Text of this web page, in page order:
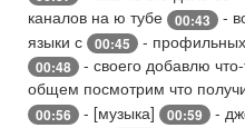
каналов на ю тубе
00:43
-
языки с
00:45 -
00:48 - своего добавлю
общем посмотрим что
00:56 - [музыка] 00:59 -